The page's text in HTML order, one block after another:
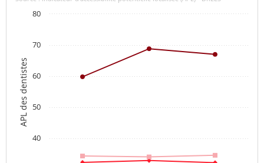
APL des dentistes
40
50
60
70
80